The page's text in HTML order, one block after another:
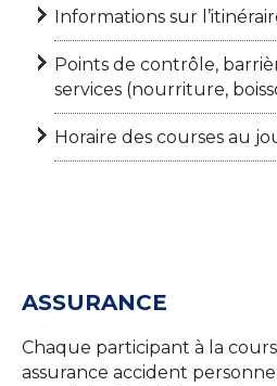
Informations sur
Points de contrôle,
services (nourriture,
Horaire des courses au
ASSURANCE
Chaque participant à la
assurance accident